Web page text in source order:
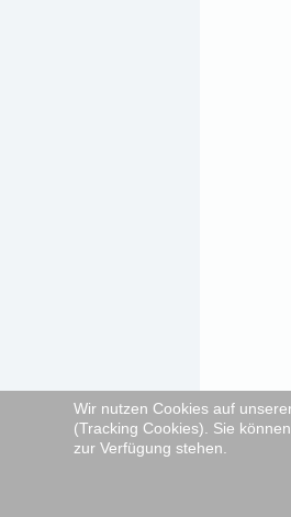
Wir nutzen Cookies auf
(Tracking Cookies). Sie
zur Verfügung stehen.